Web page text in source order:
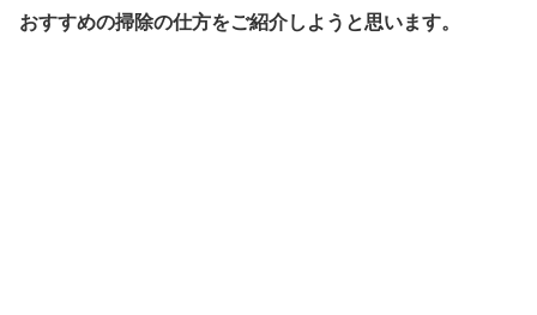
おすすめの掃除の仕方をご紹介しようと思います。